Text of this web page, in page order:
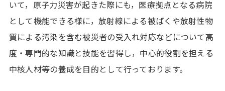
いて，原子力災害が起きた際にも，医療拠点となる病院
として機能できる様に，放射線による被ばくや放射性物
質による汚染を含む被災者の受入れ対応などについて高
度・専門的な知識と技能を習得し，中心的役割を担える
中核人材等の養成を目的として行っております。